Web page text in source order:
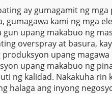
ay gumagamit ng
gumagawa kami ng mga
upang makabuo ng
overspray at basura,
upang
upang makabuo ng
ng kalidad. Nakakuha rin
halaga ang inyong